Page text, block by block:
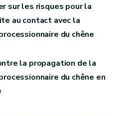
sur les risques pour la
au contact avec la
du chêne
la propagation de la
du chêne en